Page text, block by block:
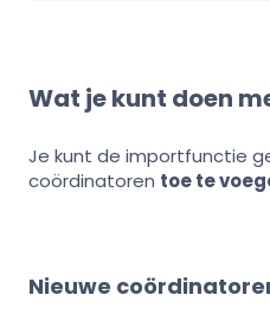
Wat je kunt doen
Je kunt de importfunctie
coördinatoren toe te
Nieuwe